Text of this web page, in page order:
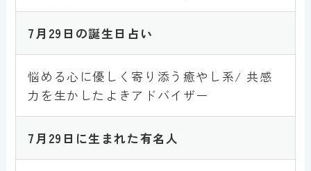
7月 29日 の誕生日占い
悩める心に優しく寄り添う癒やし系/ 共感
力を生かしたよきアドバイザー
7月 29日 に生まれた有名人